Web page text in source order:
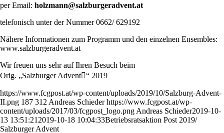
per Email: holzmann@salzburgeradvent.at
telefonisch unter der Nummer 0662/ 629192
Nähere Informationen zum Programm und den einzelnen Ensembles:
www.salzburgeradvent.at
Wir freuen uns sehr auf Ihren Besuch beim
Orig. „Salzburger Advent“ 2019
https://www.fcgpost.at/wp-content/uploads/2019/10/Salzburg-Advent-
II.png 187 312 Andreas Schieder https://www.fcgpost.at/wp-
content/uploads/2017/03/fcgpost_logo.png Andreas Schieder2019-10-
13 13:51:21 2019-10-18 10:04:33Betriebsratsaktion Post 2019/
Salzburger Advent